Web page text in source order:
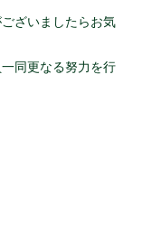
ざいましたらお気
同更なる努力を行